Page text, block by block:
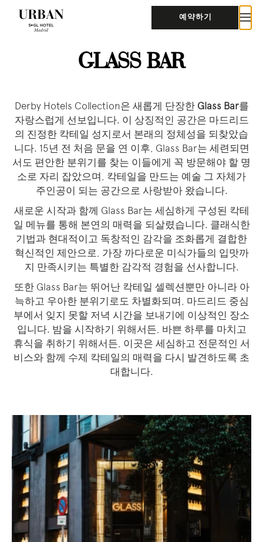
예약하기
GLASS BAR
Derby Hotels Collection은 새롭게 단장한 Glass Bar를
자랑스럽게 선보입니다. 이 상징적인 공간은 마드리드
의 진정한 칵테일 성지로서 본래의 정체성을 되찾았습
니다. 15년 전 처음 문을 연 이후, Glass Bar는 세련되면
서도 편안한 분위기를 찾는 이들에게 꼭 방문해야 할 명
소로 자리 잡았으며, 칵테일을 만드는 예술 그 자체가
주인공이 되는 공간으로 사랑받아 왔습니다.
새로운 시작과 함께 Glass Bar는 세심하게 구성된 칵테
일 메뉴를 통해 본연의 매력을 되살렸습니다. 클래식한
기법과 현대적이고 독창적인 감각을 조화롭게 결합한
혁신적인 제안으로, 가장 까다로운 미식가들의 입맛까
지 만족시키는 특별한 감각적 경험을 선사합니다.
또한 Glass Bar는 뛰어난 칵테일 셀렉션뿐만 아니라 아
늑하고 우아한 분위기로도 차별화되며, 마드리드 중심
부에서 잊지 못할 저녁 시간을 보내기에 이상적인 장소
입니다. 밤을 시작하기 위해서든, 바쁜 하루를 마치고
휴식을 취하기 위해서든, 이곳은 세심하고 전문적인 서
비스와 함께 수제 칵테일의 매력을 다시 발견하도록 초
대합니다.